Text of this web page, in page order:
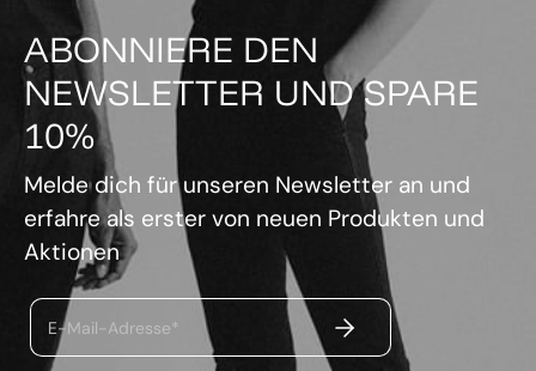
ABONNIERE DEN
NEWSLETTER UND SPARE
10%
Melde dich für unseren Newsletter an und
erfahre als erster von neuen Produkten und
Aktionen
E-Mail-Adresse* ABSENDEN